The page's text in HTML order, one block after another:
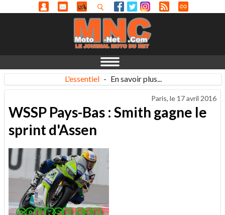
L'essentiel - En savoir plus...
Paris, le 17 avril 2016
WSSP Pays-Bas : Smith gagne le
sprint d'Assen